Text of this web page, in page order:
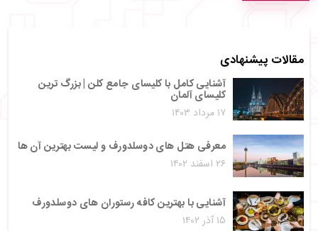
مقالات پیشنهادی
آشنایی کامل با کلیسای جامع کلن | بزرگ‌ ترین
کلیسای آلمان
۱۷ مرداد ۱۴۰۳
معرفی هتل های دوسلدورف و لیست بهترین آن ها
۲۶ اسفند ۱۴۰۲
آشنایی با بهترین کافه رستوران های دوسلدورف
۱۵ آذر ۱۴۰۲